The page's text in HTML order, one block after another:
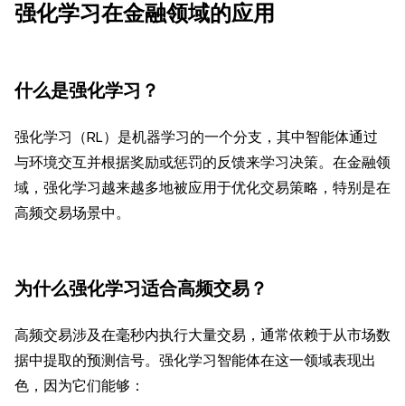
强化学习在金融领域的应用
什么是强化学习？
强化学习（RL）是机器学习的一个分支，其中智能体通过
与环境交互并根据奖励或惩罚的反馈来学习决策。在金融领
域，强化学习越来越多地被应用于优化交易策略，特别是在
高频交易场景中。
为什么强化学习适合高频交易？
高频交易涉及在毫秒内执行大量交易，通常依赖于从市场数
据中提取的预测信号。强化学习智能体在这一领域表现出
色，因为它们能够：